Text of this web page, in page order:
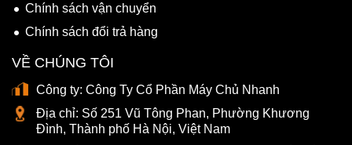
Chính sách vận chuyển
Chính sách đổi trả hàng
VỀ CHÚNG TÔI
Công ty: Công Ty Cổ Phần Máy Chủ Nhanh
Địa chỉ: Số 251 Vũ Tông Phan, Phường Khương
Đình, Thành phố Hà Nội, Việt Nam